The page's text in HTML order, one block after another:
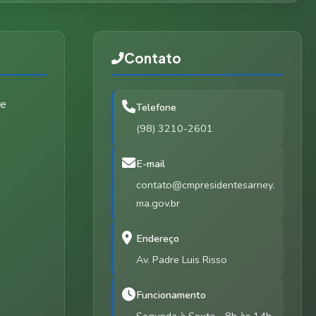
Contato
Telefone
(98) 3210-2601
E-mail
contato@cmpresidentesarney.
ma.gov.br
Endereço
Av. Padre Luis Risso
Funcionamento